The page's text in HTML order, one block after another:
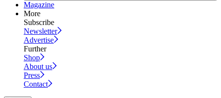
Magazine
More
Subscribe
Newsletter
Advertise
Further
Shop
About us
Press
Contact